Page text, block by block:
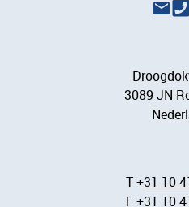
3089 JN
T +31 10
F+31 10